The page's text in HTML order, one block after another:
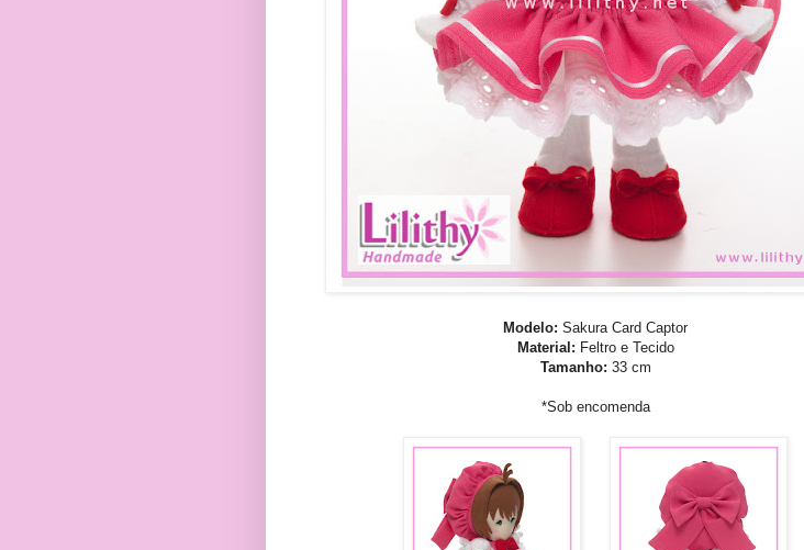
Modelo: Sakura Card Captor
Material: Feltro e Tecido
Tamanho: 33 cm
*Sob encomenda